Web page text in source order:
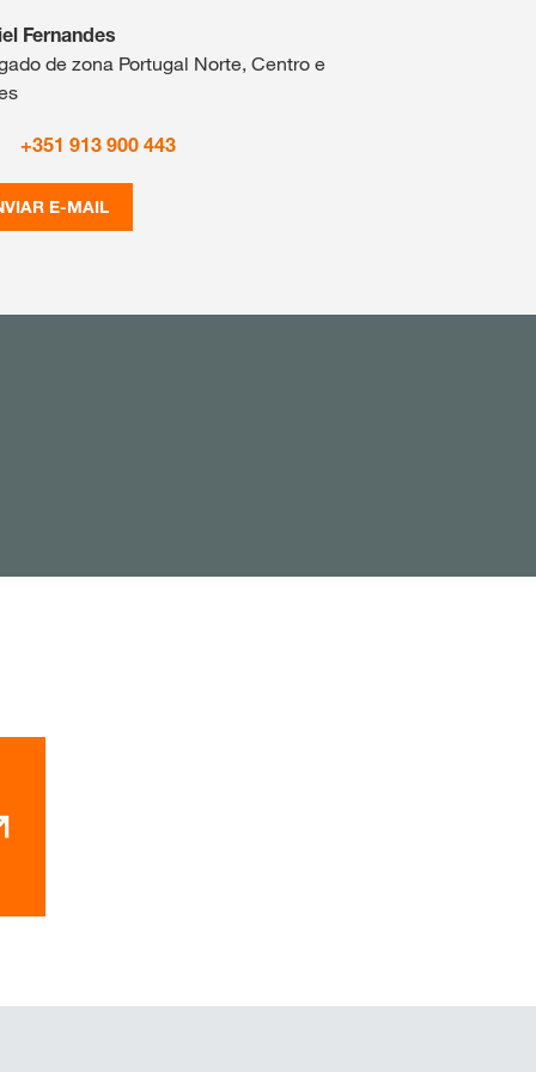
Fernandes
de zona Portugal Norte, Centro e
+351 913 900 443
E-MAIL